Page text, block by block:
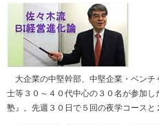
大企業の中堅幹部、中堅企業・ベンチ
士等３０～４０代中心の３０名が参加
塾』。先週３０日で５回の夜学コースと